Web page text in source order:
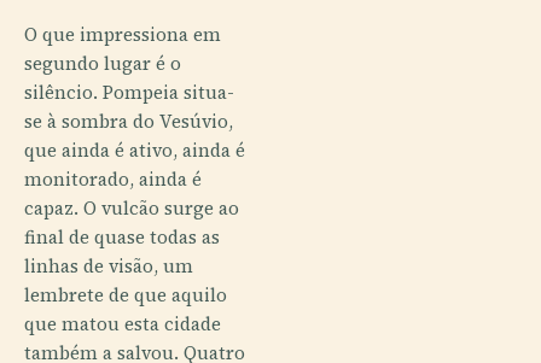
O que impressiona em
segundo lugar é o
silêncio. Pompeia situa-
se à sombra do Vesúvio,
que ainda é ativo, ainda é
monitorado, ainda é
capaz. O vulcão surge ao
final de quase todas as
linhas de visão, um
lembrete de que aquilo
que matou esta cidade
também a salvou. Quatro